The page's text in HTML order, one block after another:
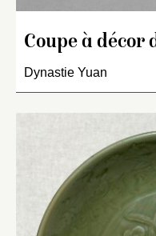
Coupe à décor
Dynastie Yuan